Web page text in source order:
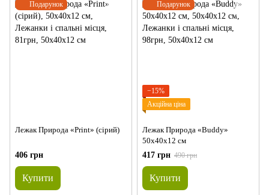
Подарунок
Лежак Природа «Print» (сірий)
406 грн
Купити
Подарунок
−15%
Акційна ціна
Лежак Природа «Buddy»
50х40х12 см
417 грн 490 грн
Купити